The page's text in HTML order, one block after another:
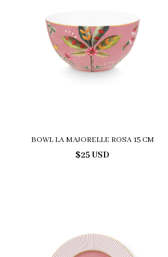
BOWL LA MAJORELLE ROSA 15 CM
$25 USD